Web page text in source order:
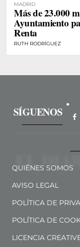
MADRID
Más de 23.000
Ayuntamiento
Renta
RUTH RODRÍGUEZ
SÍGUENOS
QUIÉNES SOMOS
AVISO LEGAL
POLÍTICA DE
POLÍTICA DE
LICENCIA